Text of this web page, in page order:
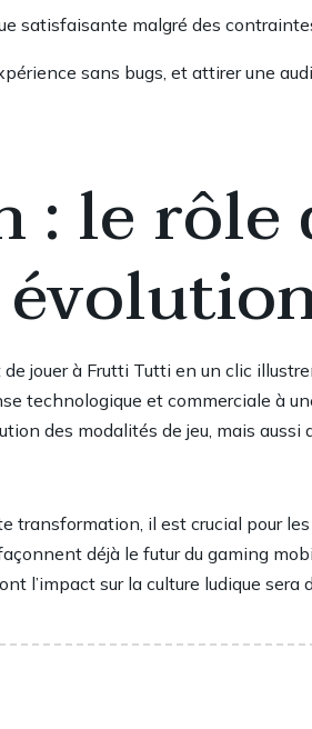
satisfaisante malgré des
sans bugs, et attirer une
: le
jouer à Frutti Tutti en un clic
technologique et commerciale à
des modalités de jeu, mais
transformation, il est crucial pour
déjà le futur du gaming
l’impact sur la culture ludique